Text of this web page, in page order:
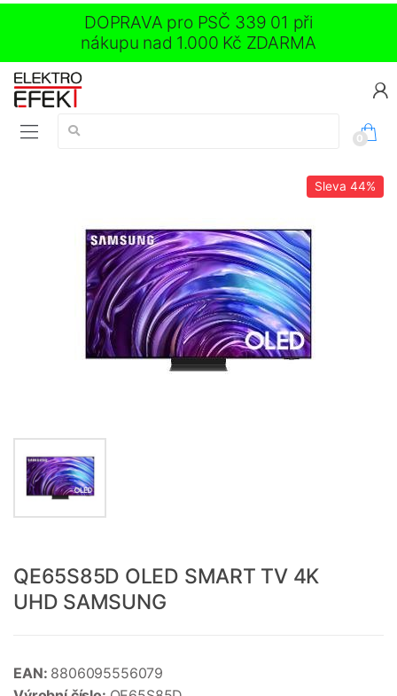
DOPRAVA pro PSČ 339 01 při
nákupu nad 1.000 Kč ZDARMA
Vyhledávání:
0
Sleva 44%
QE65S85D OLED SMART TV 4K
UHD SAMSUNG
EAN: 8806095556079